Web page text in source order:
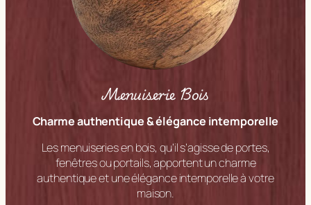
Menuiserie Bois
Charme authentique & élégance intemporelle
Les menuiseries en bois, qu’il s’agisse de portes,
fenêtres ou portails, apportent un charme
authentique et une élégance intemporelle à votre
maison.